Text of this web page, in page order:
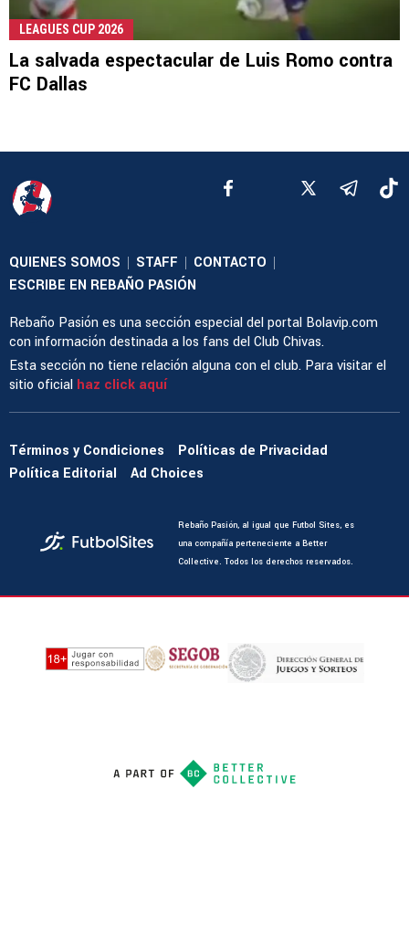
LEAGUES CUP 2026
La salvada espectacular de Luis Romo contra
FC Dallas
QUIENES SOMOS STAFF CONTACTO
ESCRIBE EN REBAÑO PASIÓN
Rebaño Pasión es una sección especial del portal Bolavip.com
con información destinada a los fans del Club Chivas.
Esta sección no tiene relación alguna con el club. Para visitar el
sitio oficial haz click aquí
Términos y Condiciones
Políticas de Privacidad
Política Editorial
Ad Choices
Rebaño Pasión, al igual que Futbol Sites, es
una compañía perteneciente a Better
Collective. Todos los derechos reservados.